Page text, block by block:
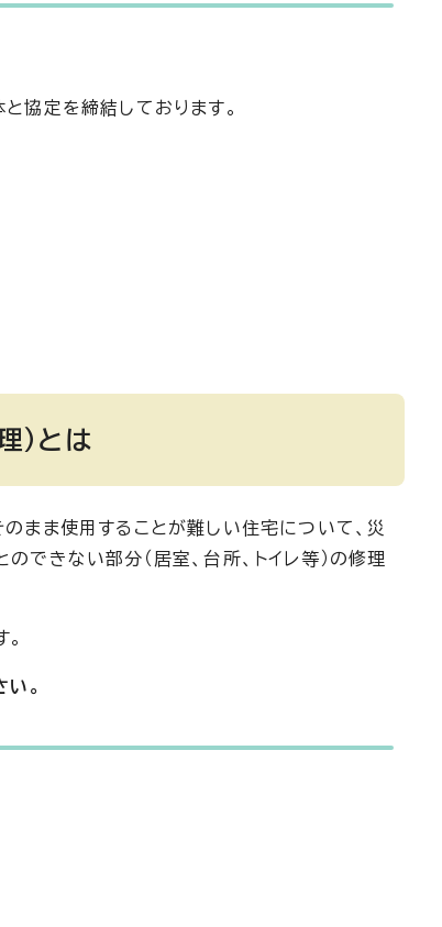
協定を締結しております。
）とは
まま使用することが難しい住宅について、災
きない部分（居室、台所、トイレ等）の修理
。